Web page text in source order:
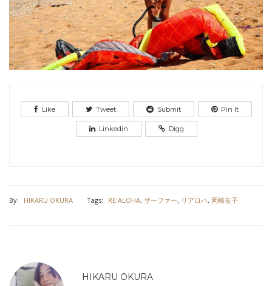
Like Tweet Submit Pin It
Linkedin Digg
By: HIKARU OKURA Tags: RE:ALOHA, サーファー, リアロハ, 岡崎友子
HIKARU OKURA